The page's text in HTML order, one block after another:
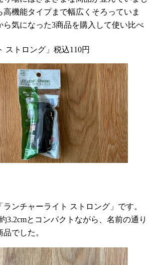
高機能タイプまで幅広くそろっていま
ら気になった3商品を購入して使い比べ
ストロング」税込110円
ンチャーライト ストロング」です。
3.2cmとコンパクトながら、名前の通り
でした。